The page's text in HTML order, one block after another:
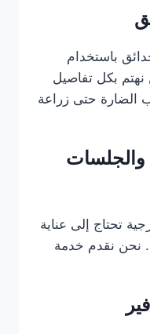
باستخدام
نهتم بكل تفاصيل
الضارة حتى زراعة
تحتاج إلى عناية
نحن نقدم خدمة